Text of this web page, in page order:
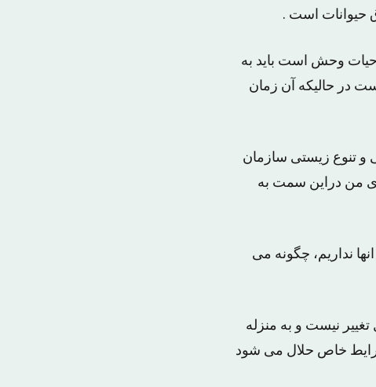
حیوانات است .
وحش است باید به
منقرض شده است در حالیکه آن زمان
تنوع زیستی سازمان
تصدی من دراین سمت به
نداریم، چگونه می
نیست و به منزله
خاص حلال می شود